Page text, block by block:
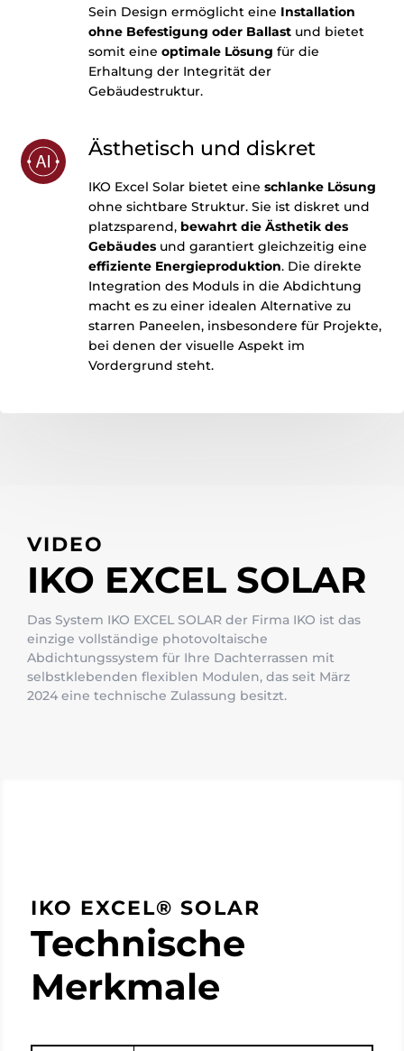
Sein Design ermöglicht eine Installation
ohne Befestigung oder Ballastund bietet
somit eine optimale Lösung für die
Erhaltung der Integrität der
Gebäudestruktur.
Ästhetisch und diskret
IKO Excel Solar bietet eine schlanke Lösung
ohne sichtbare Struktur. Sie ist diskret und
platzsparend, bewahrt die Ästhetik des
Gebäudesund garantiert gleichzeitig eine
effiziente Energieproduktion. Die direkte
Integration des Moduls in die Abdichtung
macht es zu einer idealen Alternative zu
starren Paneelen, insbesondere für Projekte,
bei denen der visuelle Aspekt im
Vordergrund steht.
VIDEO
IKO EXCEL SOLAR
Das System IKO EXCEL SOLAR der Firma IKO ist das
einzige vollständige photovoltaische
Abdichtungssystem für Ihre Dachterrassen mit
selbstklebenden flexiblen Modulen, das seit März
2024 eine technische Zulassung besitzt.
IKO EXCEL® SOLAR
Technische
Merkmale